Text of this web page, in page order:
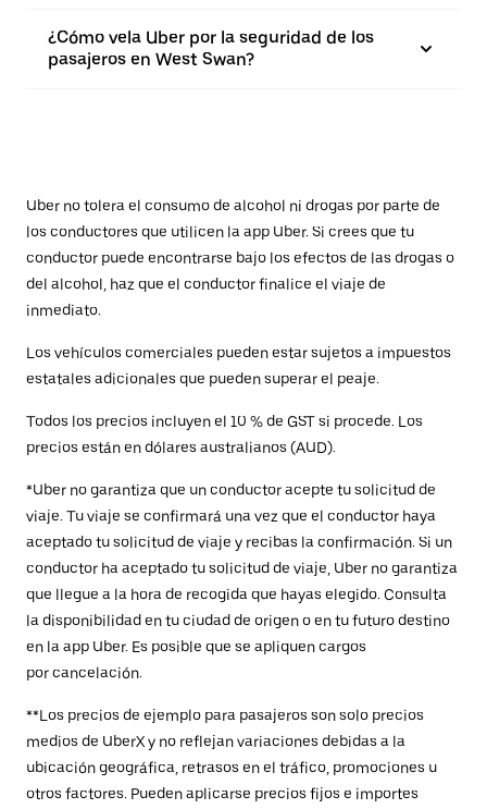
¿Cómo vela Uber por la seguridad de los
pasajeros en West Swan?
Uber no tolera el consumo de alcohol ni drogas por parte de
los conductores que utilicen la app Uber. Si crees que tu
conductor puede encontrarse bajo los efectos de las drogas o
del alcohol, haz que el conductor finalice el viaje de
inmediato.
Los vehículos comerciales pueden estar sujetos a impuestos
estatales adicionales que pueden superar el peaje.
Todos los precios incluyen el 10 % de GST si procede. Los
precios están en dólares australianos (AUD).
*Uber no garantiza que un conductor acepte tu solicitud de
viaje. Tu viaje se confirmará una vez que el conductor haya
aceptado tu solicitud de viaje y recibas la confirmación. Si un
conductor ha aceptado tu solicitud de viaje, Uber no garantiza
que llegue a la hora de recogida que hayas elegido. Consulta
la disponibilidad en tu ciudad de origen o en tu futuro destino
en la app Uber. Es posible que se apliquen cargos
por cancelación.
**Los precios de ejemplo para pasajeros son solo precios
medios de UberX y no reflejan variaciones debidas a la
ubicación geográfica, retrasos en el tráfico, promociones u
otros factores. Pueden aplicarse precios fijos e importes